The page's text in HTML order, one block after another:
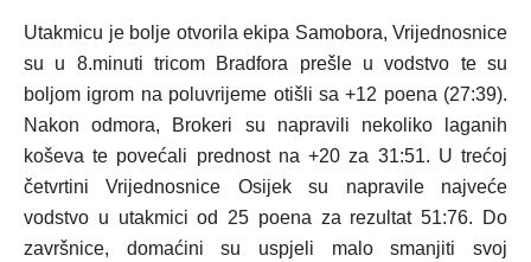
Utakmicu je bolje otvorila ekipa Samobora, Vrijednosnice
su u 8.minuti tricom Bradfora prešle u vodstvo te su
boljom igrom na poluvrijeme otišli sa +12 poena (27:39).
Nakon odmora, Brokeri su napravili nekoliko laganih
koševa te povećali prednost na +20 za 31:51. U trećoj
četvrtini Vrijednosnice Osijek su napravile najveće
vodstvo u utakmici od 25 poena za rezultat 51:76. Do
završnice, domaćini su uspjeli malo smanjiti svoj